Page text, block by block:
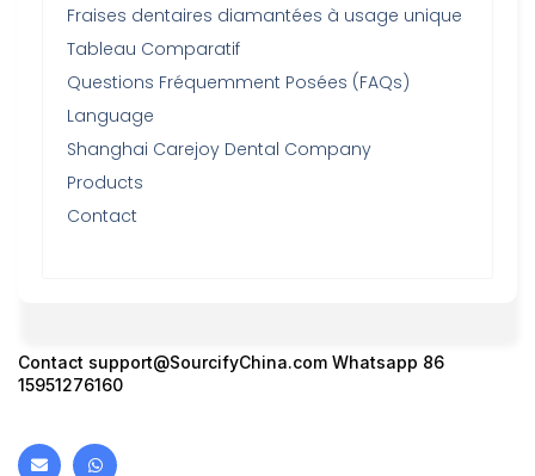
Fraises dentaires diamantées à usage unique
Tableau Comparatif
Questions Fréquemment Posées (FAQs)
Language
Shanghai Carejoy Dental Company
Products
Contact
Contact support@SourcifyChina.com Whatsapp 86
15951276160